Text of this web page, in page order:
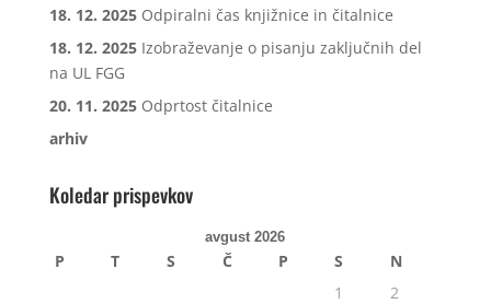
18. 12. 2025 Odpiralni čas knjižnice in čitalnice
18. 12. 2025 Izobraževanje o pisanju zaključnih del
na UL FGG
20. 11. 2025 Odprtost čitalnice
arhiv
Koledar prispevkov
avgust 2026
P T S Č P S
N
1
2